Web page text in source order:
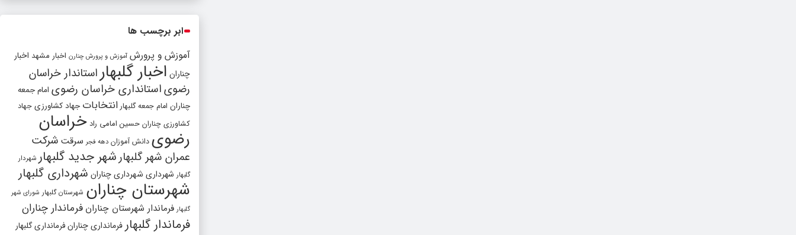
ابر برچسب ها
آموزش و پرورش آموزش و پرورش چنارن اخبار مشهد اخبار
چناران اخبار گلبهار استاندار خراسان
رضویاستانداری خراسان رضوی امام جمعه
چناران امام جمعه گلبهار انتخابات جهاد کشاورزی جهاد
کشاورزی چناران حسین امامی راد خراسان
رضوی دانش آموزان دهه فجر سرقت شرکت
عمران شهر گلبهارشهر جدید گلبهار شهردار
گلبهار شهرداری شهرداری چناران شهرداری گلبهار
شهرستان چناران شهرستان گلبهار شورای شهر
گلبهار فرماندار شهرستان چناران فرماندار چناران
فرماندار گلبهار فرمانداری چنارانفرمانداری گلبهار